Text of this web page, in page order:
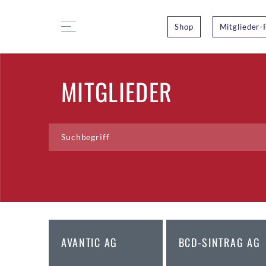
Shop Mitglieder-
MITGLIEDER
AVANTIC AG BCD-SINTRAG AG